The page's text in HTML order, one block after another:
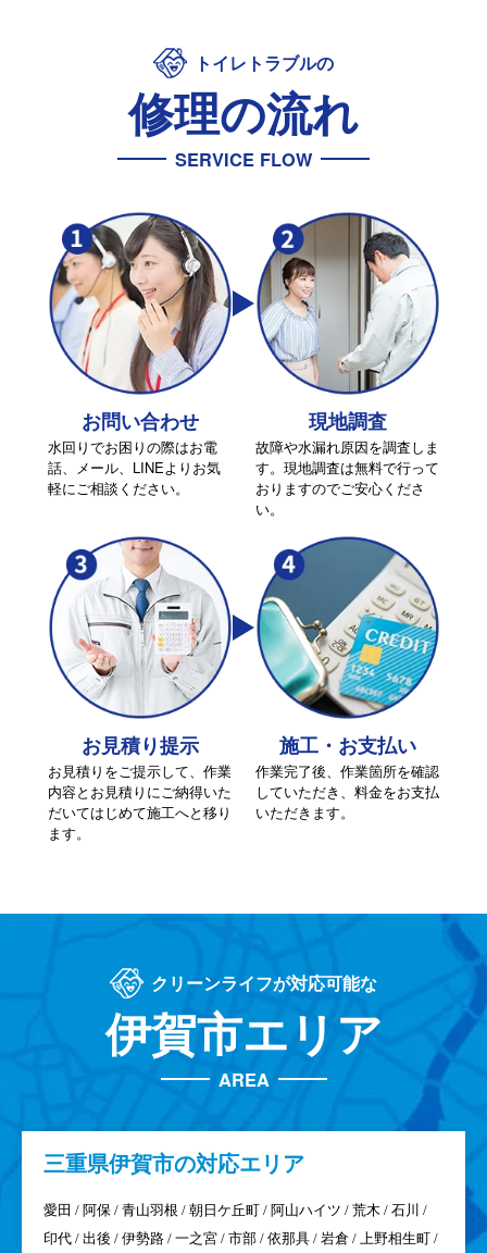
トイレトラブルの
修理の流れ
SERVICE FLOW
お問い合わせ
水回りでお困りの際はお電
話、メール、LINEよりお気
軽にご相談ください。
現地調査
故障や水漏れ原因を調査しま
す。現地調査は無料で行って
おりますのでご安心くださ
い。
お見積り提示
お見積りをご提示して、作業
内容とお見積りにご納得いた
だいてはじめて施工へと移り
ます。
施工・お支払い
作業完了後、作業箇所を確認
していただき、料金をお支払
いただきます。
クリーンライフが対応可能な
伊賀市エリア
AREA
三重県伊賀市の対応エリア
愛田 / 阿保 / 青山羽根 / 朝日ケ丘町 / 阿山ハイツ / 荒木 / 石川 /
印代 / 出後 / 伊勢路 / 一之宮 / 市部 / 依那具 / 岩倉 / 上野相生町 /